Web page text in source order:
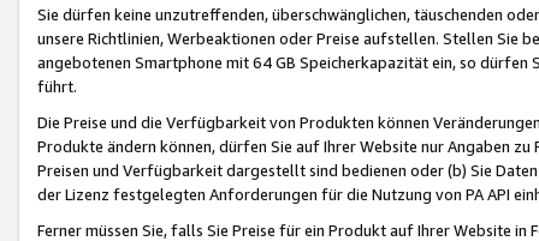
Sie dürfen keine unzutreffenden, überschwänglichen, täuschenden
unsere Richtlinien, Werbeaktionen oder Preise aufstellen. Stellen Sie
angebotenen Smartphone mit 64 GB Speicherkapazität ein, so dürfen
führt.
Die Preise und die Verfügbarkeit von Produkten können
Produkte ändern können, dürfen Sie auf Ihrer Website nur Angaben
Preisen und Verfügbarkeit dargestellt sind bedienen oder (b) Sie
der Lizenz festgelegten Anforderungen für die Nutzung von PA API
Ferner müssen Sie, falls Sie Preise für ein Produkt auf Ihrer Website